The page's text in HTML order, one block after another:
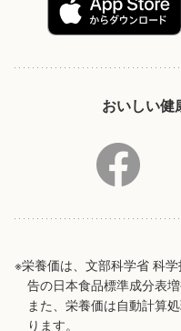
おいしい健
※栄養価は、文部科学省 科
告の日本食品標準成分表
また、栄養価は自動計算
ります。